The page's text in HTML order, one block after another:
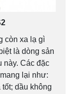
còn xa lạ gì
là dòng sản
này. Các đặc
lại như:
dầu không